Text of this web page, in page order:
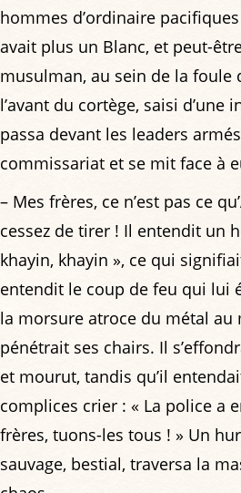
hommes d’ordinaire
avait plus un Blanc, et peut-
musulman, au sein de la foule
l’avant du cortège, saisi d’une
passa devant les leaders
commissariat et se mit face à
– Mes frères, ce n’est pas ce
cessez de tirer ! Il entendit un
khayin, khayin », ce qui
entendit le coup de feu qui lui
la morsure atroce du métal au
pénétrait ses chairs. Il
et mourut, tandis qu’il
complices crier : « La police a
frères, tuons-les tous ! » Un
sauvage, bestial, traversa la